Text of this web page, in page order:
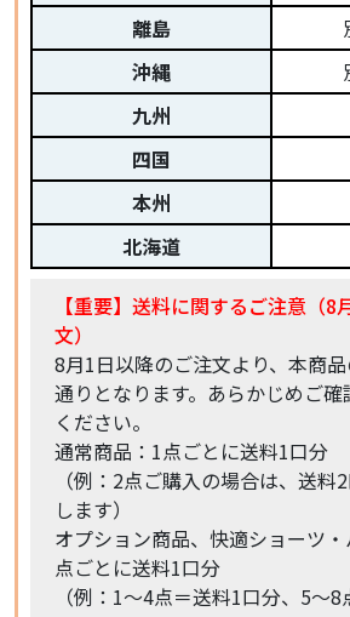
離島
沖縄
九州
四国
本州
北海道
【重要】送料に関するご注意（8
文）
8月1日以降のご注文より、本商
通りとなります。あらかじめご
ください。
通常商品：1点ごとに送料1口分
（例：2点ご購入の場合は、送料
します）
オプション商品、快適ショーツ
点ごとに送料1口分
（例：1〜4点＝送料1口分、5〜8